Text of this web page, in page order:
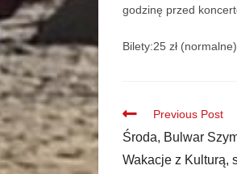
godzinę przed
Bilety:25 zł
Previous Post
Środa, Bulwar
Wakacje z Kulturą,